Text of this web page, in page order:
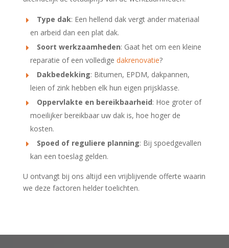
Type dak: Een hellend dak vergt ander materiaal
en arbeid dan een plat dak.
Soort werkzaamheden: Gaat het om een kleine
reparatie of een volledige dakrenovatie?
Dakbedekking: Bitumen, EPDM, dakpannen,
leien of zink hebben elk hun eigen prijsklasse.
Oppervlakte en bereikbaarheid: Hoe groter of
moeilijker bereikbaar uw dak is, hoe hoger de
kosten.
Spoed of reguliere planning: Bij spoedgevallen
kan een toeslag gelden.
U ontvangt bij ons altijd een vrijblijvende offerte waarin
we deze factoren helder toelichten.